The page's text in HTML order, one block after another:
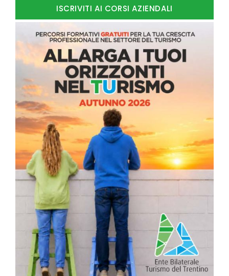
ISCRIVITI AI CORSI AZIENDALI